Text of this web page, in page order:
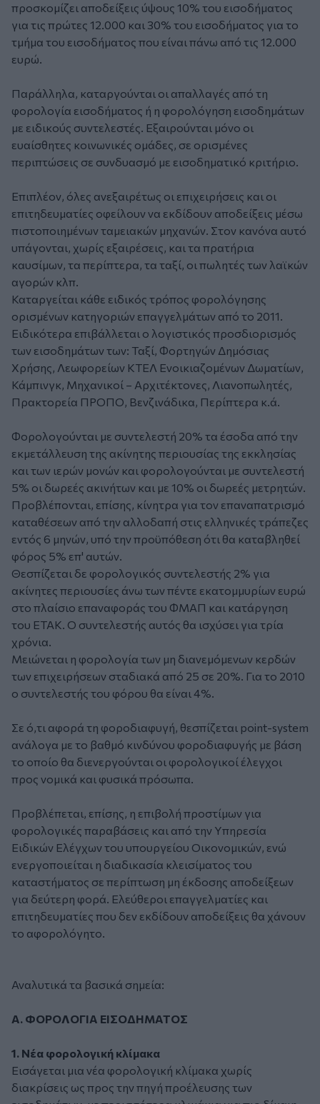
προσκομίζει αποδείξεις ύψους 10% του εισοδήματος
για τις πρώτες 12.000 και 30% του εισοδήματος για το
τμήμα του εισοδήματος που είναι πάνω από τις 12.000
ευρώ.
Παράλληλα, καταργούνται οι απαλλαγές από τη
φορολογία εισοδήματος ή η φορολόγηση εισοδημάτων
με ειδικούς συντελεστές. Εξαιρούνται μόνο οι
ευαίσθητες κοινωνικές ομάδες, σε ορισμένες
περιπτώσεις σε συνδυασμό με εισοδηματικό κριτήριο.
Επιπλέον, όλες ανεξαιρέτως οι επιχειρήσεις και οι
επιτηδευματίες οφείλουν να εκδίδουν αποδείξεις μέσω
πιστοποιημένων ταμειακών μηχανών. Στον κανόνα αυτό
υπάγονται, χωρίς εξαιρέσεις, και τα πρατήρια
καυσίμων, τα περίπτερα, τα ταξί, οι πωλητές των λαϊκών
αγορών κλπ.
Καταργείται κάθε ειδικός τρόπος φορολόγησης
ορισμένων κατηγοριών επαγγελμάτων από το 2011.
Ειδικότερα επιβάλλεται ο λογιστικός προσδιορισμός
των εισοδημάτων των: Ταξί, Φορτηγών Δημόσιας
Χρήσης, Λεωφορείων ΚΤΕΛ Ενοικιαζομένων Δωματίων,
Κάμπινγκ, Μηχανικοί – Αρχιτέκτονες, Λιανοπωλητές,
Πρακτορεία ΠΡΟΠΟ, Βενζινάδικα, Περίπτερα κ.ά.
Φορολογούνται με συντελεστή 20% τα έσοδα από την
εκμετάλλευση της ακίνητης περιουσίας της εκκλησίας
και των ιερών μονών και φορολογούνται με συντελεστή
5% οι δωρεές ακινήτων και με 10% οι δωρεές μετρητών.
Προβλέπονται, επίσης, κίνητρα για τον επαναπατρισμό
καταθέσεων από την αλλοδαπή στις ελληνικές τράπεζες
εντός 6 μηνών, υπό την προϋπόθεση ότι θα καταβληθεί
φόρος 5% επ' αυτών.
Θεσπίζεται δε φορολογικός συντελεστής 2% για
ακίνητες περιουσίες άνω των πέντε εκατομμυρίων ευρώ
στο πλαίσιο επαναφοράς του ΦΜΑΠ και κατάργηση
του ΕΤΑΚ. Ο συντελεστής αυτός θα ισχύσει για τρία
χρόνια.
Μειώνεται η φορολογία των μη διανεμόμενων κερδών
των επιχειρήσεων σταδιακά από 25 σε 20%. Για το 2010
ο συντελεστής του φόρου θα είναι 4%.
Σε ό,τι αφορά τη φοροδιαφυγή, θεσπίζεται point-system
ανάλογα με το βαθμό κινδύνου φοροδιαφυγής με βάση
το οποίο θα διενεργούνται οι φορολογικοί έλεγχοι
προς νομικά και φυσικά πρόσωπα.
Προβλέπεται, επίσης, η επιβολή προστίμων για
φορολογικές παραβάσεις και από την Υπηρεσία
Ειδικών Ελέγχων του υπουργείου Οικονομικών, ενώ
ενεργοποιείται η διαδικασία κλεισίματος του
καταστήματος σε περίπτωση μη έκδοσης αποδείξεων
για δεύτερη φορά. Ελεύθεροι επαγγελματίες και
επιτηδευματίες που δεν εκδίδουν αποδείξεις θα χάνουν
το αφορολόγητο.
Αναλυτικά τα βασικά σημεία:
Α. ΦΟΡΟΛΟΓΙΑ ΕΙΣΟΔΗΜΑΤΟΣ
1. Νέα φορολογική κλίμακα
Εισάγεται μια νέα φορολογική κλίμακα χωρίς
διακρίσεις ως προς την πηγή προέλευσης των